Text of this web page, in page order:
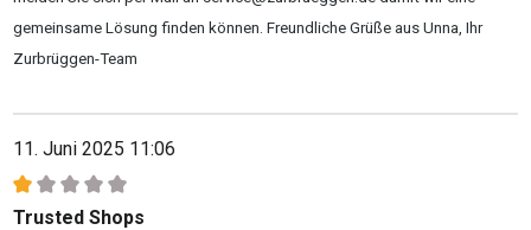
gemeinsame Lösung finden können. Freundliche Grüße aus Unna, Ihr
Zurbrüggen-Team
11. Juni 2025 11:06
Bewertung mit 1 von 5 Sternen
Trusted Shops